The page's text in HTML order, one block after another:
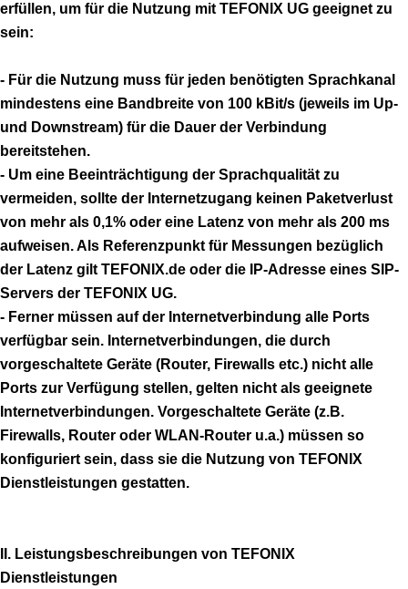
erfüllen, um für die Nutzung mit TEFONIX UG geeignet zu
sein:
- Für die Nutzung muss für jeden benötigten Sprachkanal
mindestens eine Bandbreite von 100 kBit/s (jeweils im Up-
und Downstream) für die Dauer der Verbindung
bereitstehen.
- Um eine Beeinträchtigung der Sprachqualität zu
vermeiden, sollte der Internetzugang keinen Paketverlust
von mehr als 0,1% oder eine Latenz von mehr als 200 ms
aufweisen. Als Referenzpunkt für Messungen bezüglich
der Latenz gilt TEFONIX.de oder die IP-Adresse eines SIP-
Servers der TEFONIX UG.
- Ferner müssen auf der Internetverbindung alle Ports
verfügbar sein. Internetverbindungen, die durch
vorgeschaltete Geräte (Router, Firewalls etc.) nicht alle
Ports zur Verfügung stellen, gelten nicht als geeignete
Internetverbindungen. Vorgeschaltete Geräte (z.B.
Firewalls, Router oder WLAN-Router u.a.) müssen so
konfiguriert sein, dass sie die Nutzung von TEFONIX
Dienstleistungen gestatten.
II. Leistungsbeschreibungen von TEFONIX
Dienstleistungen